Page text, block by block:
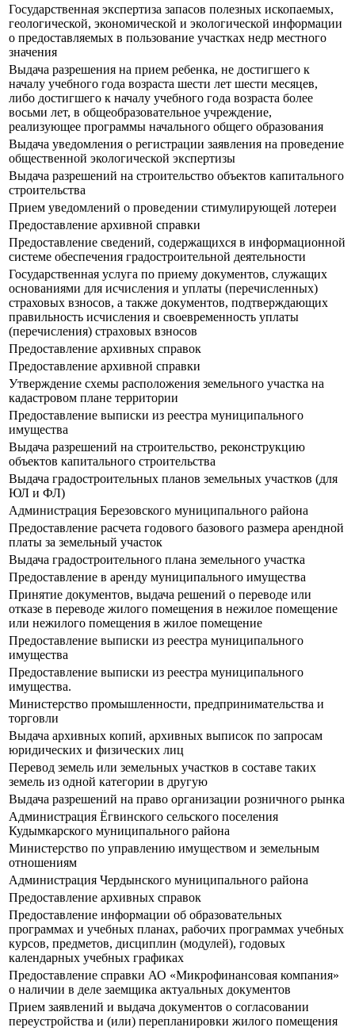
Государственная экспертиза запасов полезных ископаемых,
геологической, экономической и экологической информации
о предоставляемых в пользование участках недр местного
значения
Выдача разрешения на прием ребенка, не достигшего к
началу учебного года возраста шести лет шести месяцев,
либо достигшего к началу учебного года возраста более
восьми лет, в общеобразовательное учреждение,
реализующее программы начального общего образования
Выдача уведомления о регистрации заявления на проведение
общественной экологической экспертизы
Выдача разрешений на строительство объектов капитального
строительства
Прием уведомлений о проведении стимулирующей лотереи
Предоставление архивной справки
Предоставление сведений, содержащихся в информационной
системе обеспечения градостроительной деятельности
Государственная услуга по приему документов, служащих
основаниями для исчисления и уплаты (перечисленных)
страховых взносов, а также документов, подтверждающих
правильность исчисления и своевременность уплаты
(перечисления) страховых взносов
Предоставление архивных справок
Предоставление архивной справки
Утверждение схемы расположения земельного участка на
кадастровом плане территории
Предоставление выписки из реестра муниципального
имущества
Выдача разрешений на строительство, реконструкцию
объектов капитального строительства
Выдача градостроительных планов земельных участков (для
ЮЛ и ФЛ)
Администрация Березовского муниципального района
Предоставление расчета годового базового размера арендной
платы за земельный участок
Выдача градостроительного плана земельного участка
Предоставление в аренду муниципального имущества
Принятие документов, выдача решений о переводе или
отказе в переводе жилого помещения в нежилое помещение
или нежилого помещения в жилое помещение
Предоставление выписки из реестра муниципального
имущества
Предоставление выписки из реестра муниципального
имущества.
Министерство промышленности, предпринимательства и
торговли
Выдача архивных копий, архивных выписок по запросам
юридических и физических лиц
Перевод земель или земельных участков в составе таких
земель из одной категории в другую
Выдача разрешений на право организации розничного рынка
Администрация Ёгвинского сельского поселения
Кудымкарского муниципального района
Министерство по управлению имуществом и земельным
отношениям
Администрация Чердынского муниципального района
Предоставление архивных справок
Предоставление информации об образовательных
программах и учебных планах, рабочих программах учебных
курсов, предметов, дисциплин (модулей), годовых
календарных учебных графиках
Предоставление справки АО «Микрофинансовая компания»
о наличии в деле заемщика актуальных документов
Прием заявлений и выдача документов о согласовании
переустройства и (или) перепланировки жилого помещения